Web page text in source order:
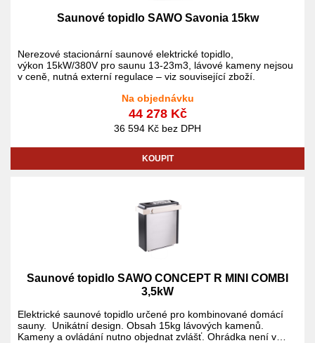
Saunové topidlo SAWO Savonia 15kw
Nerezové stacionární saunové elektrické topidlo,
výkon 15kW/380V pro saunu 13-23m3, lávové kameny nejsou
v ceně, nutná externí regulace – viz související zboží.
Na objednávku
44 278 Kč
36 594 Kč bez DPH
KOUPIT
Saunové topidlo SAWO CONCEPT R MINI COMBI
3,5kW
Elektrické saunové topidlo určené pro kombinované domácí
sauny. Unikátní design. Obsah 15kg lávových kamenů.
Kameny a ovládání nutno objednat zvlášť. Ohrádka není v